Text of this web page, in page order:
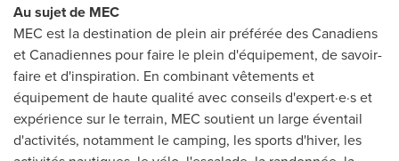
Au sujet de MEC
MEC est la destination de plein air préférée des Canadiens
et Canadiennes pour faire le plein d'équipement, de savoir-
faire et d'inspiration. En combinant vêtements et
équipement de haute qualité avec conseils d'expert·e·s et
expérience sur le terrain, MEC soutient un large éventail
d'activités, notamment le camping, les sports d'hiver, les